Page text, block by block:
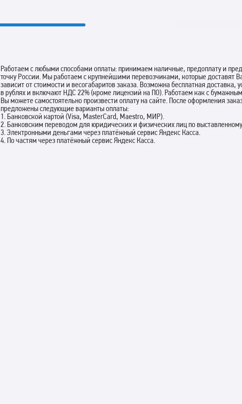
Работаем с любыми способами оплаты: принимаем наличные, предоплату и
точку России. Мы работаем с крупнейшими перевозчиками, которые доставят
зависит от стоимости и весогабаритов заказа. Возможна бесплатная
в рублях и включают НДС 22% (кроме лицензий на ПО). Работаем как с
Вы можете самостоятельно произвести оплату на сайте. После оформления
предложены следующие варианты оплаты:
1. Банковской картой (Visa, MasterCard, Maestro, МИР).
2. Банковским переводом для юридических и физических лиц по
3. Электронными деньгами через платёжный сервис Яндекс Касса.
4. По частям через платёжный сервис Яндекс Касса.